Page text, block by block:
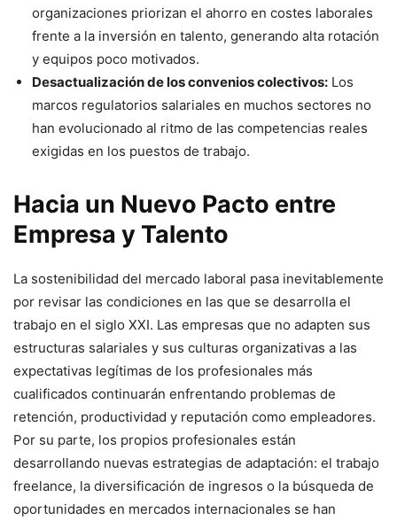
organizaciones priorizan el ahorro en costes laborales
frente a la inversión en talento, generando alta rotación
y equipos poco motivados.
Desactualización de los convenios colectivos: Los
marcos regulatorios salariales en muchos sectores no
han evolucionado al ritmo de las competencias reales
exigidas en los puestos de trabajo.
Hacia un Nuevo Pacto entre
Empresa y Talento
La sostenibilidad del mercado laboral pasa inevitablemente
por revisar las condiciones en las que se desarrolla el
trabajo en el siglo XXI. Las empresas que no adapten sus
estructuras salariales y sus culturas organizativas a las
expectativas legítimas de los profesionales más
cualificados continuarán enfrentando problemas de
retención, productividad y reputación como empleadores.
Por su parte, los propios profesionales están
desarrollando nuevas estrategias de adaptación: el trabajo
freelance, la diversificación de ingresos o la búsqueda de
oportunidades en mercados internacionales se han